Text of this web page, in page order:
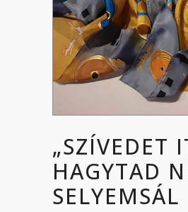
„SZÍVEDET
HAGYTAD
SELYEMSÁL